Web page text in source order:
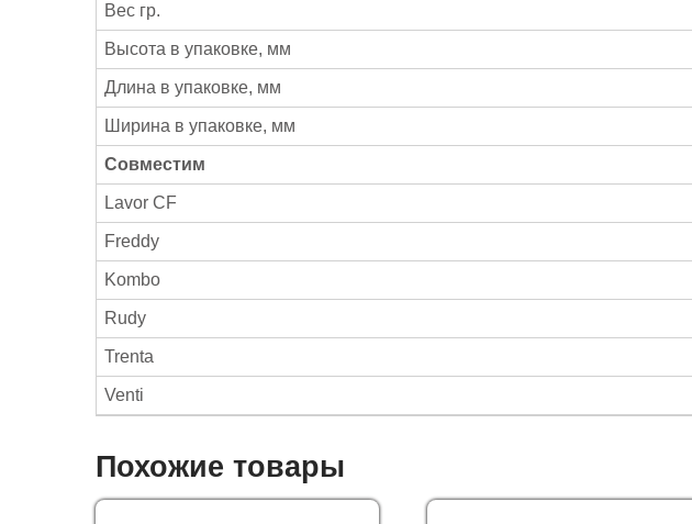
Вес гр.
Высота в упаковке, мм
Длина в упаковке, мм
Ширина в упаковке, мм
Совместим
Lavor CF
Freddy
Kombo
Rudy
Trenta
Venti
Похожие товары